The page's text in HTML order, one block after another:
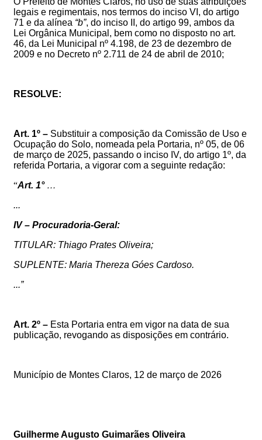
legais e regimentais, nos termos do inciso VI, do artigo
71 e da alínea “b”, do inciso II, do artigo 99, ambos da
Lei Orgânica Municipal, bem como no disposto no art.
46, da Lei Municipal nº 4.198, de 23 de dezembro de
2009 e no Decreto nº 2.711 de 24 de abril de 2010;
RESOLVE:
Art. 1º – Substituir a composição da Comissão de Uso e
Ocupação do Solo, nomeada pela Portaria, nº 05, de 06
de março de 2025, passando o inciso IV, do artigo 1º, da
referida Portaria, a vigorar com a seguinte redação:
“Art. 1° …
...
IV – Procuradoria-Geral:
TITULAR: Thiago Prates Oliveira;
SUPLENTE: Maria Thereza Góes Cardoso.
...”
Art. 2º – Esta Portaria entra em vigor na data de sua
publicação, revogando as disposições em contrário.
Município de Montes Claros, 12 de março de 2026
Guilherme Augusto Guimarães Oliveira